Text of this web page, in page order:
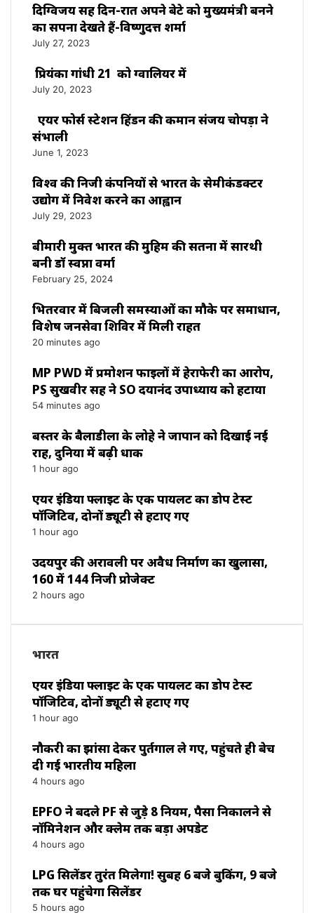
दिग्विजय सिंह दिन-रात अपने बेटे को मुख्यमंत्री बनने
का सपना देखते हैं-विष्णुदत्त शर्मा
July 27, 2023
प्रियंका गांधी 21 को ग्वालियर में
July 20, 2023
एयर फोर्स स्टेशन हिंडन की कमान संजय चोपड़ा ने
संभाली
June 1, 2023
विश्‍व की निजी कंपनियों से भारत के सेमीकंडक्टर
उद्योग में निवेश करने का आह्वान
July 29, 2023
बीमारी मुक्त भारत की मुहिम की सतना में सारथी
बनी डाॅ स्वप्ना वर्मा
February 25, 2024
भितरवार में बिजली समस्याओं का मौके पर समाधान,
विशेष जनसेवा शिविर में मिली राहत
20 minutes ago
MP PWD में प्रमोशन फाइलों में हेराफेरी का आरोप,
PS सुखवीर सिंह ने SO दयानंद उपाध्याय को हटाया
54 minutes ago
बस्तर के बैलाडीला के लोहे ने जापान को दिखाई नई
राह, दुनिया में बढ़ी धाक
1 hour ago
एयर इंडिया फ्लाइट के एक पायलट का डोप टेस्ट
पॉजिटिव, दोनों ड्यूटी से हटाए गए
1 hour ago
उदयपुर की अरावली पर अवैध निर्माण का खुलासा,
160 में 144 निजी प्रोजेक्ट
2 hours ago
भारत
एयर इंडिया फ्लाइट के एक पायलट का डोप टेस्ट
पॉजिटिव, दोनों ड्यूटी से हटाए गए
1 hour ago
नौकरी का झांसा देकर पुर्तगाल ले गए, पहुंचते ही बेच
दी गई भारतीय महिला
4 hours ago
EPFO ने बदले PF से जुड़े 8 नियम, पैसा निकालने से
नॉमिनेशन और क्लेम तक बड़ा अपडेट
4 hours ago
LPG सिलेंडर तुरंत मिलेगा! सुबह 6 बजे बुकिंग, 9 बजे
तक घर पहुंचेगा सिलेंडर
5 hours ago